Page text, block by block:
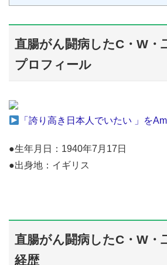
直腸がん闘病したC・W・
プロフィール
「誇り高き日本人でいたい 」を
●生年月日：1940年7月17日
●出身地：イギリス
直腸がん闘病したC・W・
経歴